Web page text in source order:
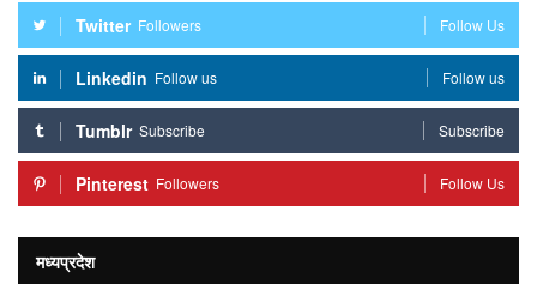
Twitter Followers Follow Us
Linkedin Follow us Follow us
Tumblr Subscribe Subscribe
Pinterest Followers Follow Us
मध्यप्रदेश